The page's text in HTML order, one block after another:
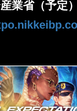
業省（予定